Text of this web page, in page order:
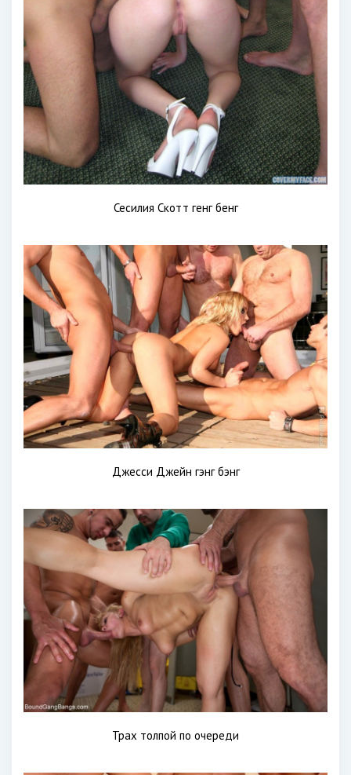
Сесилия Скотт генг бенг
Джесси Джейн гэнг бэнг
Трах толпой по очереди